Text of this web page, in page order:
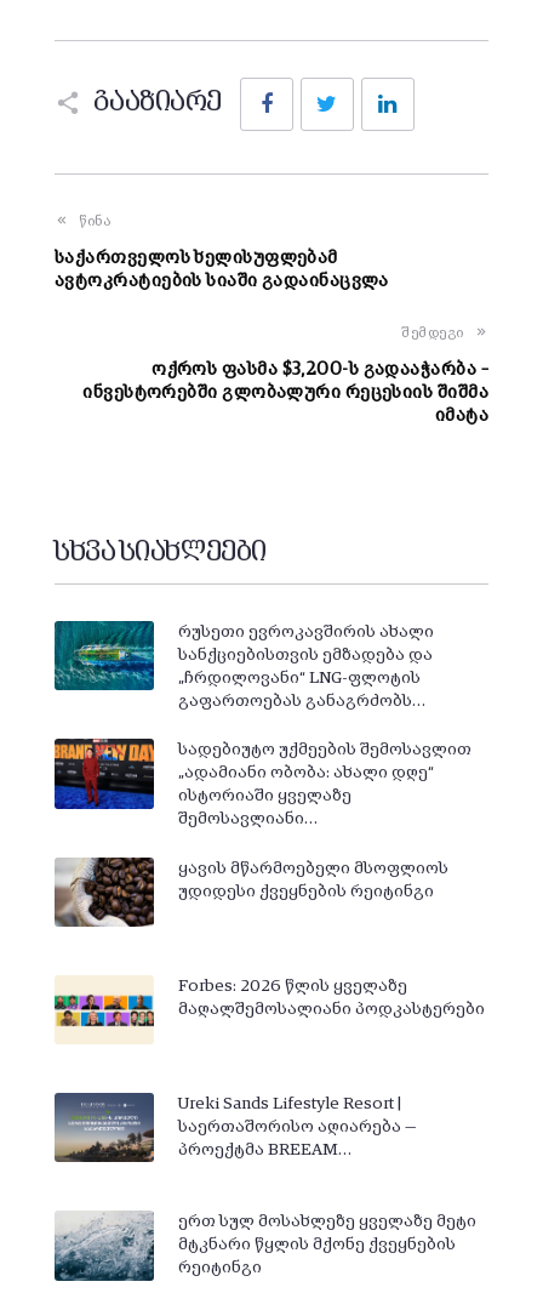
გააზიარე
FacebookTwitter
წინა
საქართველოს ხელისუფლებამ
ავტოკრატიების სიაში გადაინაცვლა
შემდეგი
ოქროს ფასმა $3,200-ს გადააჭარბა –
ინვესტორებში გლობალური რეცესიის შიშმა
იმატა
სხვა სიახლეები
რუსეთი ევროკავშირის ახალი
სანქციებისთვის ემზადება და
„ჩრდილოვანი“ LNG-ფლოტის
გაფართოებას განაგრძობს…
სადებიუტო უქმეების შემოსავლით
„ადამიანი ობობა: ახალი დღე“
ისტორიაში ყველაზე
შემოსავლიანი…
ყავის მწარმოებელი მსოფლიოს
უდიდესი ქვეყნების რეიტინგი
Forbes: 2026 წლის ყველაზე
მაღალშემოსალიანი პოდკასტერები
Ureki Sands Lifestyle Resort |
საერთაშორისო აღიარება —
პროექტმა BREEAM…
ერთ სულ მოსახლეზე ყველაზე მეტი
მტკნარი წყლის მქონე ქვეყნების
რეიტინგი